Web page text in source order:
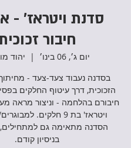
סדנת ויטראז’ -
חיבור
יום ג׳, 06 בינו׳
  |
יהוד
בסדנה נעבוד צעד-צעד -
הזכוכית, דרך עיטוף החלקים
חיבורם בהלחמה - וניצור מראה
הסדנה מתאימה גם למתחילים,
בניסיון קודם.